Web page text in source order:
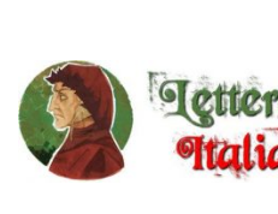
content